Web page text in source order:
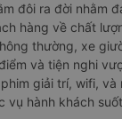
đôi ra đời nhằm
hàng về chất
thường, xe
và tiện nghi
giải trí, wifi, và
vụ hành khách